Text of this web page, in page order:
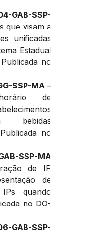
GAB-SSP-
que visam a
unificadas
Estadual
no
SSP-MA–
de
bebidas
no
SSP-MA
de IP
de
quando
no DO-
GAB-SSP-